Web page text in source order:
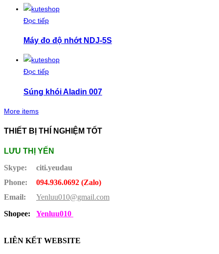
Đọc tiếp
Máy đo độ nhớt NDJ-5S
Đọc tiếp
Súng khói Aladin 007
More items
THIẾT BỊ THÍ NGHIỆM TỐT
LƯU THỊ YẾN
Skype:
citi.yeudau
Phone:
094.936.0692 (Zalo)
Email:
Yenluu010@gmail.com
Shopee:
Yenluu010
LIÊN KẾT WEBSITE